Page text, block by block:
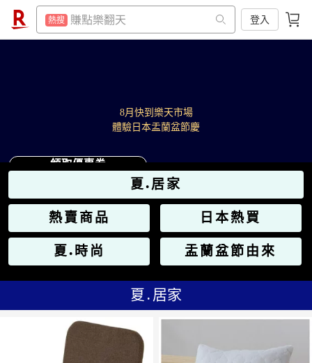
熱搜 賺點樂翻天
熱搜 筆記型電腦
熱搜 電冰箱
熱搜 點數10%
登入
熱搜 299超取免運
熱搜 防颱專區
筆記型電腦
熱搜 點數10%
熱搜 熱門飯店推薦
8月快到樂天市場
體驗日本盂蘭盆節慶
領取優惠券
夏● 居家
熱賣商品 日本熱買
夏 ● 時尚 盂蘭盆節由來
夏․居家